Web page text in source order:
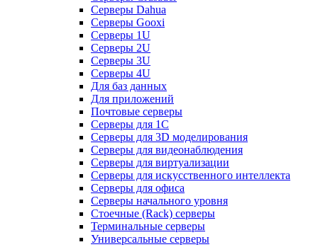
Серверы Dahua
Серверы Gooxi
Серверы 1U
Серверы 2U
Серверы 3U
Серверы 4U
Для баз данных
Для приложений
Почтовые серверы
Серверы для 1С
Серверы для 3D моделирования
Серверы для видеонаблюдения
Серверы для виртуализации
Серверы для искусственного интеллекта
Серверы для офиса
Серверы начального уровня
Стоечные (Rack) серверы
Терминальные серверы
Универсальные серверы